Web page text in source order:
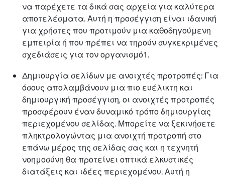
να παρέχετε τα δικά σας αρχεία για καλύτερα
αποτελέσματα. Αυτή η προσέγγιση είναι ιδανική
για χρήστες που προτιμούν μια καθοδηγούμενη
εμπειρία ή που πρέπει να τηρούν συγκεκριμένες
σχεδιάσεις για τον οργανισμό1.
Δημιουργία σελίδων με ανοιχτές προτροπές: Για
όσους απολαμβάνουν μια πιο ευέλικτη και
δημιουργική προσέγγιση, οι ανοιχτές προτροπές
προσφέρουν έναν δυναμικό τρόπο δημιουργίας
περιεχομένου σελίδας. Μπορείτε να ξεκινήσετε
πληκτρολογώντας μια ανοιχτή προτροπή στο
επάνω μέρος της σελίδας σας και η τεχνητή
νοημοσύνη θα προτείνει οπτικά ελκυστικές
διατάξεις και ιδέες περιεχομένου. Αυτή η